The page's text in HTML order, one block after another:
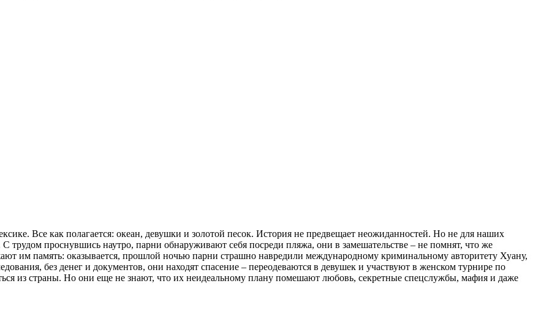
Все как полагается: океан, девушки и золотой песок. История не предвещает неожиданностей. Но не для наших
трудом проснувшись наутро, парни обнаруживают себя посреди пляжа, они в замешательстве – не помнят, что же
им память: оказывается, прошлой ночью парни страшно навредили международному криминальному авторитету Хуану,
без денег и документов, они находят спасение – переодеваются в девушек и участвуют в женском турнире по
из страны. Но они еще не знают, что их неидеальному плану помешают любовь, секретные спецслужбы, мафия и даже